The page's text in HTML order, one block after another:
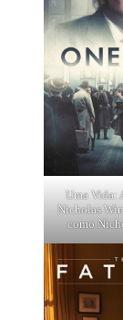
Uma Vida:
Nicholas
como